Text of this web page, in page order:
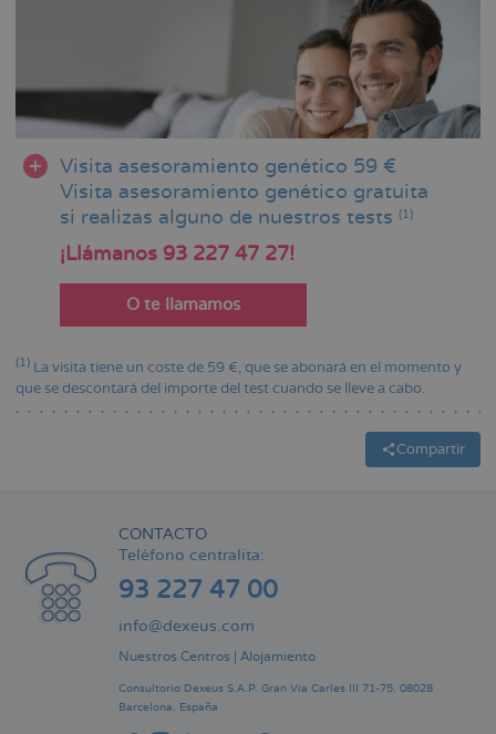
Visita asesoramiento genético 59 €
Visita asesoramiento genético gratuita
si realizas alguno de nuestros tests (1)
¡Llámanos 93 227 47 27!
O te llamamos
(1) La visita tiene un coste de 59 €, que se abonará en el momento y
que se descontará del importe del test cuando se lleve a cabo.
Compartir
CONTACTO
Teléfono centralita:
93 227 47 00
info@dexeus.com
Nuestros Centros | Alojamiento
Consultorio Dexeus S.A.P. Gran Via Carles III 71-75. 08028
Barcelona. España